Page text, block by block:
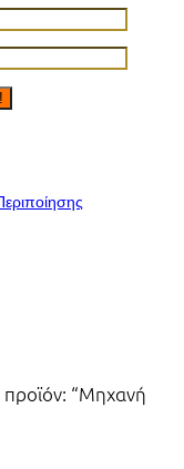
προϊόν: “Μηχανή